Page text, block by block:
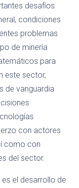
desafíos
condiciones
problemas
de minería
para
este sector,
de vanguardia
con actores
como con
del sector.
el desarrollo de